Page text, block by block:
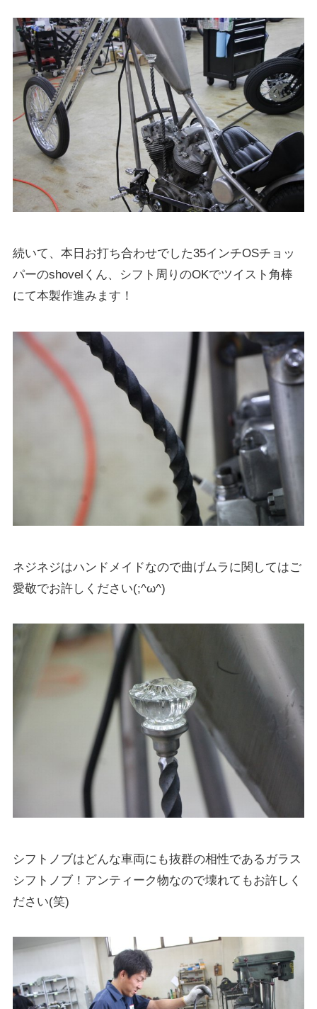
続いて、本日お打ち合わせでした35インチOSチョッ
パーのshovelくん、シフト周りのOKでツイスト角棒
にて本製作進みます！
ネジネジはハンドメイドなので曲げムラに関してはご
愛敬でお許しください(;^ω^)
シフトノブはどんな車両にも抜群の相性であるガラス
シフトノブ！アンティーク物なので壊れてもお許しく
ださい(笑)